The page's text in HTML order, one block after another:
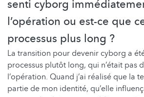
senti cyborg
l’opération ou est-ce que
processus plus long ?
La transition pour devenir cyborg a
processus plutôt long, qui n’était pas
l’opération. Quand j’ai réalisé que la
partie de mon identité, qu’elle